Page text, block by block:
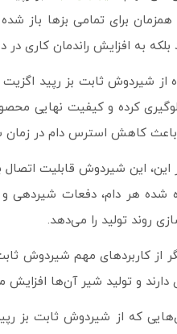
همزمان برای تمامی بزها باز
به افزایش راندمان کاری در
از شیردوش ثابت بز رپید
کرده و کیفیت نهایی
باعث کاهش استرس دام در زمان
این، این شیردوش قابلیت
شده هر دام، دفعات شیردهی و
روند تولید را می‌دهد.
از کاربردهای مهم شیردوش
دارند و تولید شیر آن‌ها
که از شیردوش ثابت بز